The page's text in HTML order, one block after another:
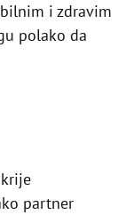
i zdravim
polako da
partner